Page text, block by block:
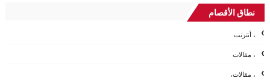
نطاق الأقصام
، أنترنت
، مقالات
، مقالات،